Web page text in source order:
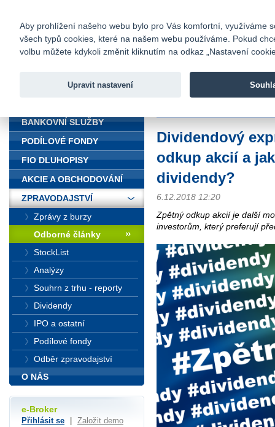
Fio banka
Fio banka
Dividendový
odkup akcií a
dividendy?
6.12.2018 12:20
Zpětný odkup akcií je další
investorům, který preferují
BANKOVNÍ SLUŽBY
PODÍLOVÉ FONDY
FIO DLUHOPISY
AKCIE A OBCHODOVÁNÍ
ZPRAVODAJSTVÍ
Zprávy z burzy
Odborné články
StockList
Analýzy
Souhrn z trhu - reporty
Dividendy
IPO a ostatní
Podílové fondy
Odběr zpravodajství
O NÁS
e-Broker
Přihlásit se Založit demo
Aby prohlížení našeho webu bylo pro Vás komfortní, využíváme
všech typů cookies, které na našem webu používáme. Pokud
volbu můžete kdykoli změnit kliknutím na odkaz „Nastavení
Upravit nastavení